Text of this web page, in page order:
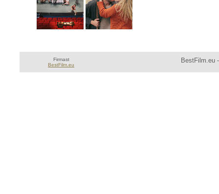
Firmast
BestFilm.eu
BestFilm.eu